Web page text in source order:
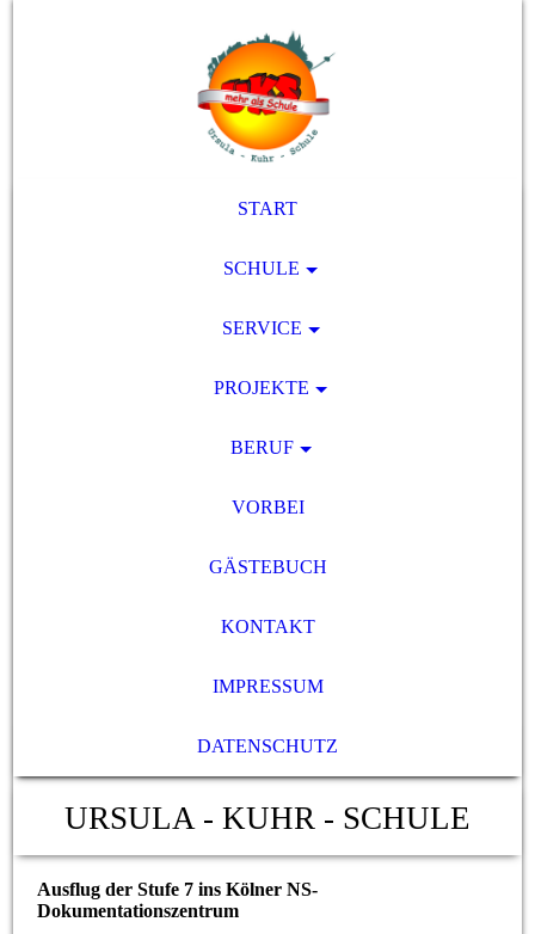
START
SCHULE
SERVICE
PROJEKTE
BERUF
VORBEI
GÄSTEBUCH
KONTAKT
IMPRESSUM
DATENSCHUTZ
URSULA - KUHR - SCHULE
Ausflug der Stufe 7 ins Kölner NS-
Dokumentationszentrum